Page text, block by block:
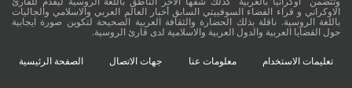
الاوكراني و قراء الفضاء السوفييتي السابق أخبار العالم العربي والاسلامي والجاليات
باللغة الروسية. ناقلة بذلك الحضارة والثقافة العربية الصحيحة لتكوين صورة ايجابية
حول القضايا العربية والدول العربية والاسلامية لدى قارئ الروسية.
تعليمات الاستخدام معلومات عنا جهات الاتصال الصفحة الرئيسية